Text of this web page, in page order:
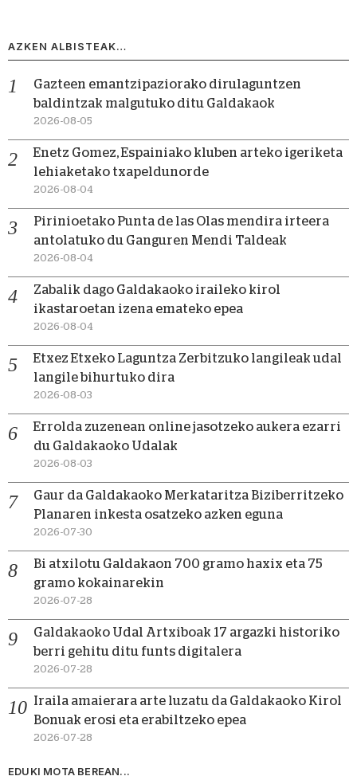
AZKEN ALBISTEAK…
Gazteen emantzipaziorako dirulaguntzen
baldintzak malgutuko ditu Galdakaok
2026-08-05
Enetz Gomez, Espainiako kluben arteko igeriketa
lehiaketako txapeldunorde
2026-08-04
Pirinioetako Punta de las Olas mendira irteera
antolatuko du Ganguren Mendi Taldeak
2026-08-04
Zabalik dago Galdakaoko iraileko kirol
ikastaroetan izena emateko epea
2026-08-04
Etxez Etxeko Laguntza Zerbitzuko langileak udal
langile bihurtuko dira
2026-08-03
Errolda zuzenean online jasotzeko aukera ezarri
du Galdakaoko Udalak
2026-08-03
Gaur da Galdakaoko Merkataritza Biziberritzeko
Planaren inkesta osatzeko azken eguna
2026-07-30
Bi atxilotu Galdakaon 700 gramo haxix eta 75
gramo kokainarekin
2026-07-28
Galdakaoko Udal Artxiboak 17 argazki historiko
berri gehitu ditu funts digitalera
2026-07-28
Iraila amaierara arte luzatu da Galdakaoko Kirol
Bonuak erosi eta erabiltzeko epea
2026-07-28
EDUKI MOTA BEREAN...